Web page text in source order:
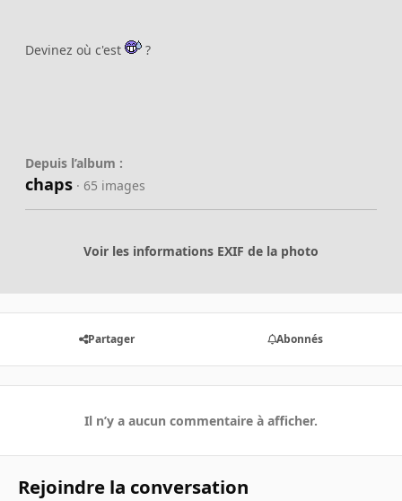
Devinez où c'est ?
Depuis l’album :
chaps · 65 images
Voir les informations EXIF de la photo
Partager Abonnés
Il n’y a aucun commentaire à afficher.
Rejoindre la conversation